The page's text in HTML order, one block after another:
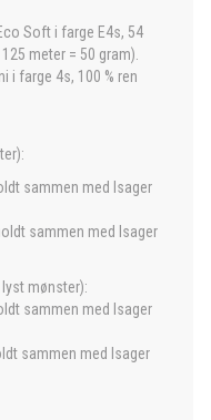
Soft i farge E4s, 54
meter = 50 gram).
i farge 4s, 100 % ren
sammen med Isager
sammen med Isager
mønster):
sammen med Isager
sammen med Isager